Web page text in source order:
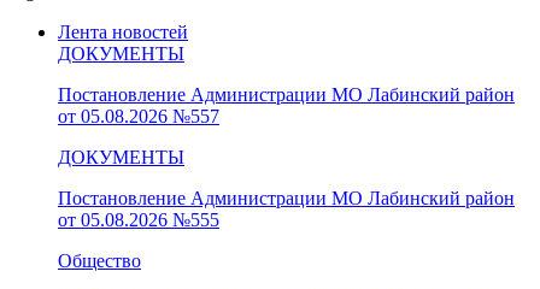
Лента новостей
ДОКУМЕНТЫ
Постановление Администрации МО Лабинский район
от 05.08.2026 №557
ДОКУМЕНТЫ
Постановление Администрации МО Лабинский район
от 05.08.2026 №555
Общество